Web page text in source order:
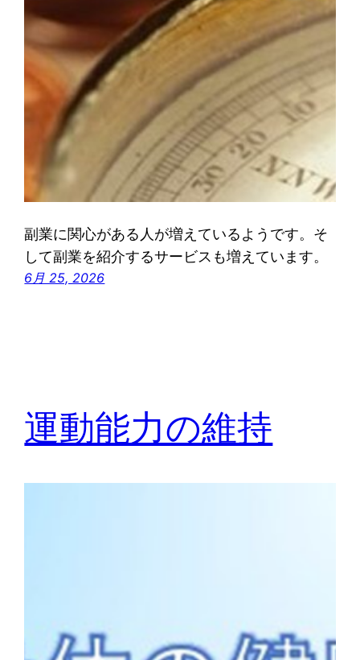
副業に関心がある人が増えているようです。そ
して副業を紹介するサービスも増えています。
6月 25, 2026
運動能力の維持